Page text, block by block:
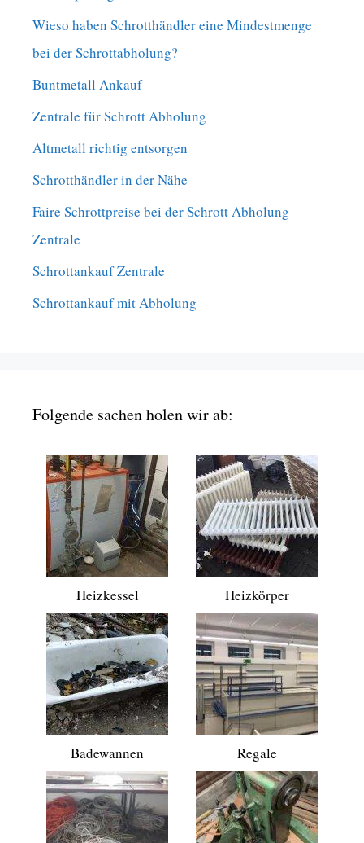
Wieso haben Schrotthändler eine Mindestmenge
bei der Schrottabholung?
Buntmetall Ankauf
Zentrale für Schrott Abholung
Altmetall richtig entsorgen
Schrotthändler in der Nähe
Faire Schrottpreise bei der Schrott Abholung
Zentrale
Schrottankauf Zentrale
Schrottankauf mit Abholung
Folgende sachen holen wir ab:
Heizkessel Heizkörper
Badewannen Regale